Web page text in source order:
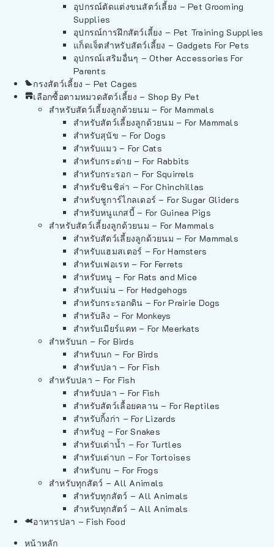
อุปกรณ์ตัดแต่งขนสัตว์เลี้ยง – Pet Grooming
Supplies
อุปกรณ์การฝึกสัตว์เลี้ยง – Pet Training Supplies
แก็ดเจ็ตสำหรับสัตว์เลี้ยง – Gadgets For Pets
อุปกรณ์เสริมอื่นๆ – Other Accessories For
Parents
กรงสัตว์เลี้ยง – Pet Cages
เลือกซื้อตามหมวดสัตว์เลี้ยง – Shop By Pet
สำหรับสัตว์เลี้ยงลูกด้วยนม – For Mammals
สำหรับสัตว์เลี้ยงลูกด้วยนม – For Mammals
สำหรับสุนัข – For Dogs
สำหรับแมว – For Cats
สำหรับกระต่าย – For Rabbits
สำหรับกระรอก – For Squirrels
สำหรับชินชิล่า – For Chinchillas
สำหรับชูการ์ไกลเดอร์ – For Sugar Gliders
สำหรับหนูแกสบี้ – For Guinea Pigs
สำหรับสัตว์เลี้ยงลูกด้วยนม – For Mammals
สำหรับสัตว์เลี้ยงลูกด้วยนม – For Mammals
สำหรับแฮมสเตอร์ – For Hamsters
สำหรับเฟอเรท – For Ferrets
สำหรับหนู – For Rats and Mice
สำหรับเม่น – For Hedgehogs
สำหรับกระรอกดิน – For Prairie Dogs
สำหรับลิง – For Monkeys
สำหรับเมียร์แคท – For Meerkats
สำหรับนก – For Birds
สำหรับนก – For Birds
สำหรับปลา – For Fish
สำหรับปลา – For Fish
สำหรับปลา – For Fish
สำหรับสัตว์เลื้อยคลาน – For Reptiles
สำหรับกิ้งก่า – For Lizards
สำหรับงู – For Snakes
สำหรับเต่าน้ำ – For Turtles
สำหรับเต่าบก – For Tortoises
สำหรับกบ – For Frogs
สำหรับทุกสัตว์ – All Animals
สำหรับทุกสัตว์ – All Animals
สำหรับทุกสัตว์ – All Animals
อาหารปลา – Fish Food
หน้าหลัก